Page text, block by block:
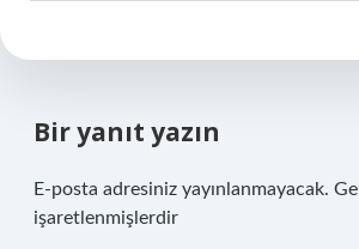
Bir yanıt yazın
E-posta adresiniz yayınlanmayacak.
işaretlenmişlerdir